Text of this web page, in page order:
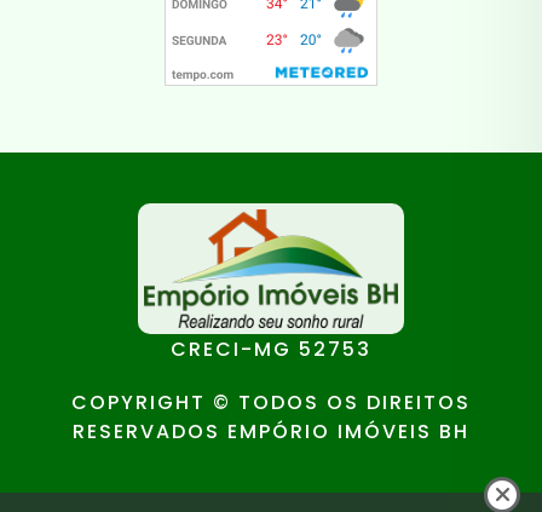
CRECI-MG 52753
COPYRIGHT © TODOS OS DIREITOS
RESERVADOS EMPÓRIO IMÓVEIS BH